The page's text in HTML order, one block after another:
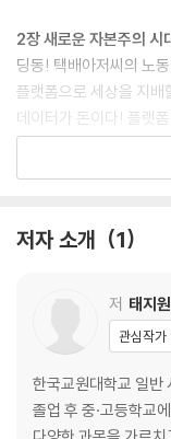
2장 새로운 자본주의 시
딩동! 택배아저씨의 노
플랫폼으로 세상을 지배
데이터가 돈이다! 플랫
자본주의가 뭐길래
기본소득이 있으면 게을
기본소득이 가난한 사
기본소득에 필요한 돈
토론③
4장 공짜 월급으로 세상
저자 소개 1
저 태지원
관심작가
한국교원대학교 일반
졸업 후 중·고등학교